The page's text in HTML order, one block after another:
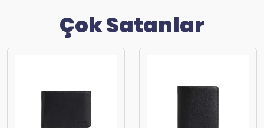
Çok Satanlar